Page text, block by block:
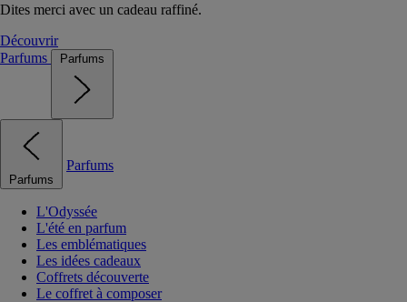
Dites merci avec un cadeau raffiné.
Découvrir
Parfums
Parfums
Parfums
Parfums
L'Odyssée
L'été en parfum
Les emblématiques
Les idées cadeaux
Coffrets découverte
Le coffret à composer